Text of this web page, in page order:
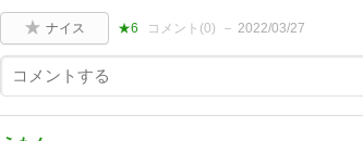
ナイス ★6 コメント(0) 2022/03/27